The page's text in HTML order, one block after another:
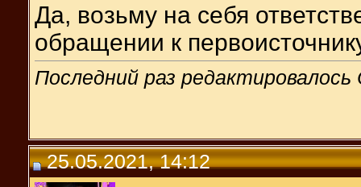
Да, возьму на себя
обращении к
Последний раз
25.05.2021, 14:12